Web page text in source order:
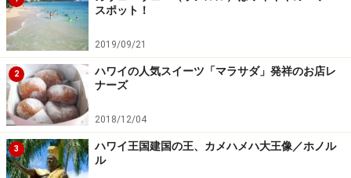
スポット！
2019/09/21
2
ハワイの人気スイーツ「マラサダ」発祥のお店レ
ナーズ
2018/12/04
3
ハワイ王国建国の王、カメハメハ大王像／ホノル
ル